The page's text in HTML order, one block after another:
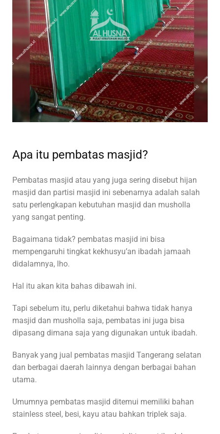
Apa itu pembatas masjid?
Pembatas masjid atau yang juga sering disebut hijan
masjid dan partisi masjid ini sebenarnya adalah salah
satu perlengkapan kebutuhan masjid dan musholla
yang sangat penting.
Bagaimana tidak? pembatas masjid ini bisa
mempengaruhi tingkat kekhusyu’an ibadah jamaah
didalamnya, lho.
Hal itu akan kita bahas dibawah ini.
Tapi sebelum itu, perlu diketahui bahwa tidak hanya
masjid dan musholla saja, pembatas ini juga bisa
dipasang dimana saja yang digunakan untuk ibadah.
Banyak yang jual pembatas masjid Tangerang selatan
dan berbagai daerah lainnya dengan berbagai bahan
utama.
Umumnya pembatas masjid ditemui memiliki bahan
stainless steel, besi, kayu atau bahkan triplek saja.